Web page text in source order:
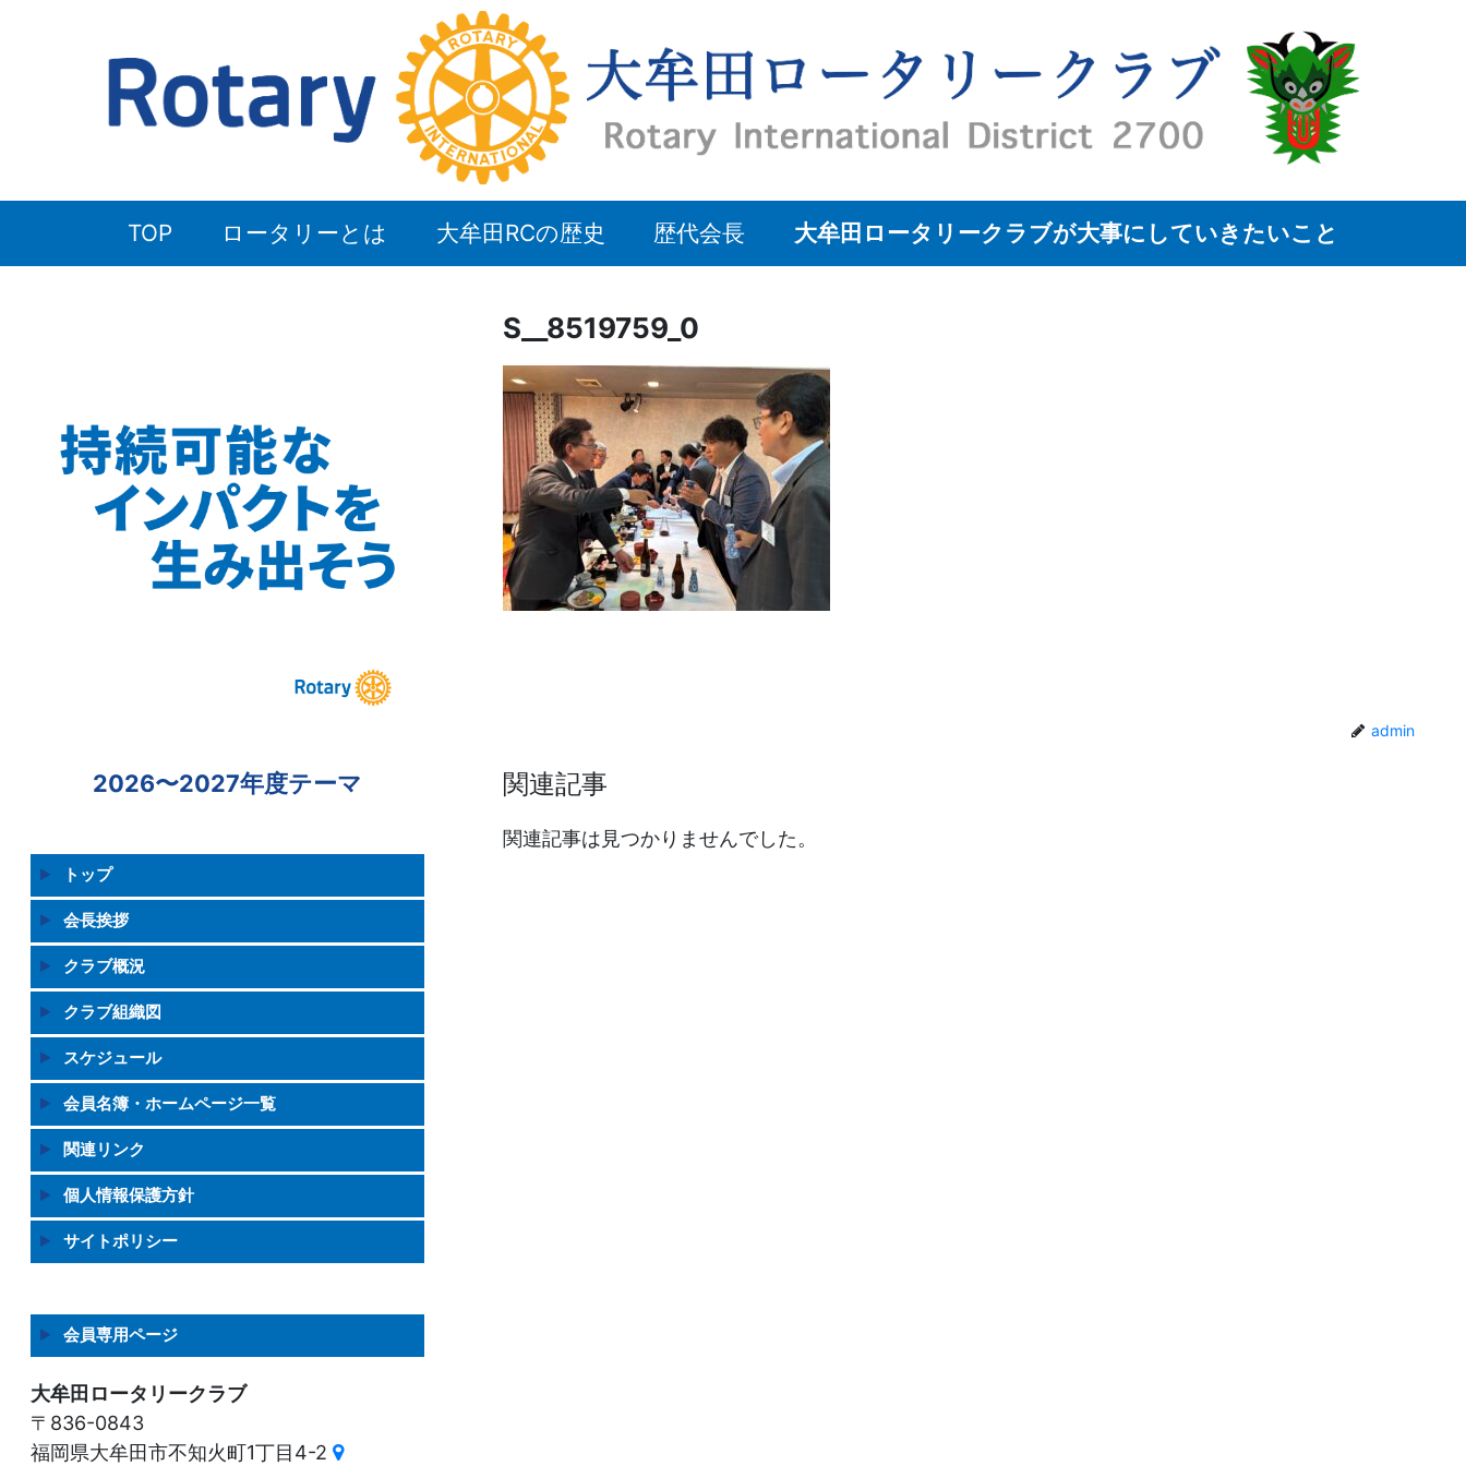
TOP ロータリーとは 大牟田RCの歴史 歴代会長 大牟田ロータリークラブが大事にしていきたいこと
S__8519759_0
admin
関連記事
関連記事は見つかりませんでした。
2026〜2027年度テーマ
トップ
会長挨拶
クラブ概況
クラブ組織図
スケジュール
会員名簿・ホームページ一覧
関連リンク
個人情報保護方針
サイトポリシー
会員専用ページ
大牟田ロータリークラブ
〒836-0843
福岡県大牟田市不知火町1丁目4-2